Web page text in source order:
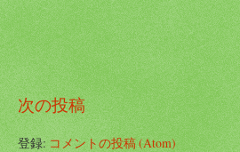
次の投稿
登録:コメントの投稿 (Atom)